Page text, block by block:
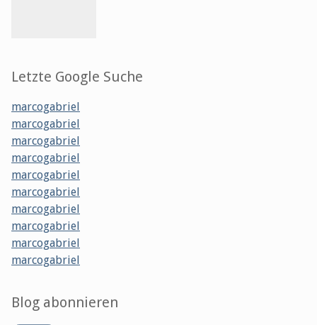
Letzte Google Suche
marcogabriel
marcogabriel
marcogabriel
marcogabriel
marcogabriel
marcogabriel
marcogabriel
marcogabriel
marcogabriel
marcogabriel
Blog abonnieren